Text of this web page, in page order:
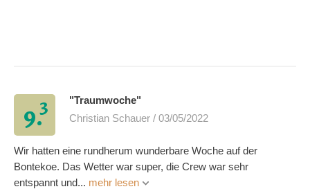
9.3
"Traumwoche"
Christian Schauer / 03/05/2022
Wir hatten eine rundherum wunderbare Woche auf der
Bontekoe. Das Wetter war super, die Crew war sehr
entspannt und... mehr lesen